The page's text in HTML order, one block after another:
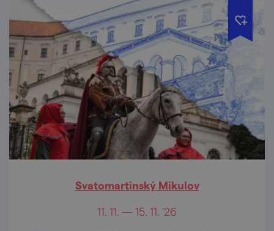
Svatomartinský Mikulov
11. 11. — 15. 11. '26